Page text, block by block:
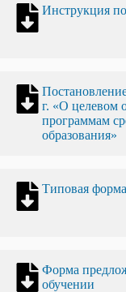
Инструкция
г. «О целевом
программам
образования»
Типовая
Форма
обучении